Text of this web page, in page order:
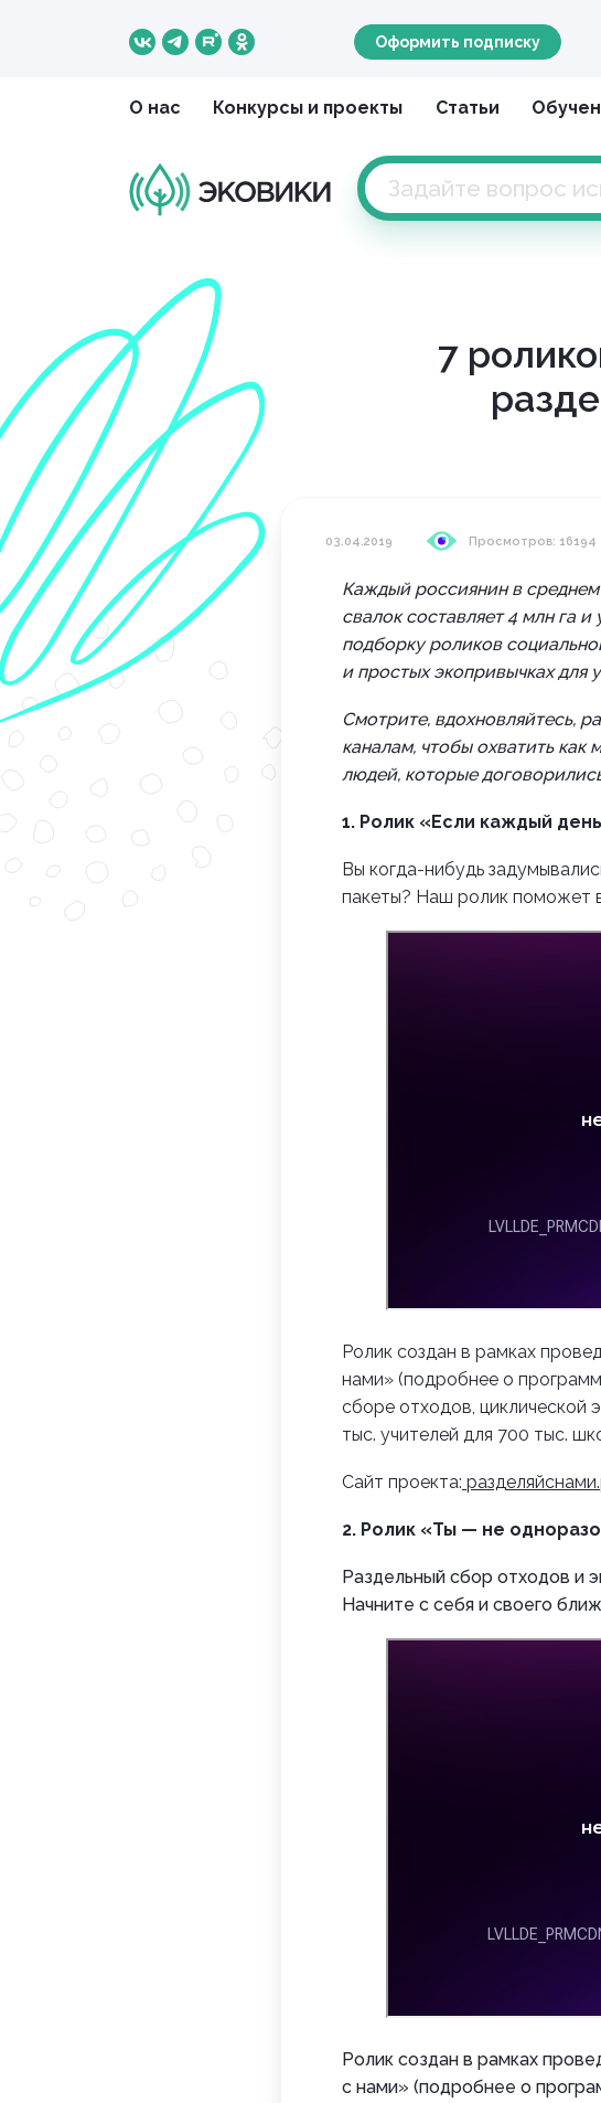
Оформить подписку
О нас Конкурсы и проекты Статьи
7
03.04.2019 Просмотров: 16194
Каждый россиянин в
свалок составляет 4 млн га
подборку роликов
и простых экопривычках для
Смотрите, вдохновляйтесь,
каналам, чтобы охватить
людей, которые
1. Ролик «Если каждый
Вы когда-нибудь
пакеты? Наш ролик поможет
Ролик создан в рамках
нами» (подробнее о
сборе отходов, циклической
тыс. учителей для 700 тыс.
Сайт проекта:
2. Ролик «Ты — не
Раздельный сбор отходов и
Начните с себя и своего
Ролик создан в рамках
с нами» (подробнее о